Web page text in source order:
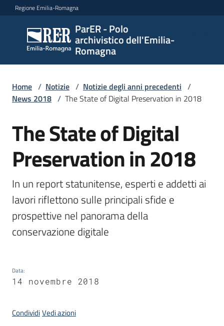
Vai al contenuto
Vai alla navigazione
Vai al footer
Regione Emilia-Romagna
ParER - Polo
archivistico dell'Emilia-
Romagna
ParER -
Polo
archivistico
Romagna
Polo
archivistico
Archivio
storico
Conservazione
Home / Notizie / Notizie degli anni precedenti /
News 2018 / The State of Digital Preservation in 2018
Salta al contenuto
The State of Digital
Preservation in 2018
In un report statunitense, esperti e addetti ai
lavori riflettono sulle principali sfide e
prospettive nel panorama della
conservazione digitale
Data:
14 novembre 2018
CondividiVedi azioni